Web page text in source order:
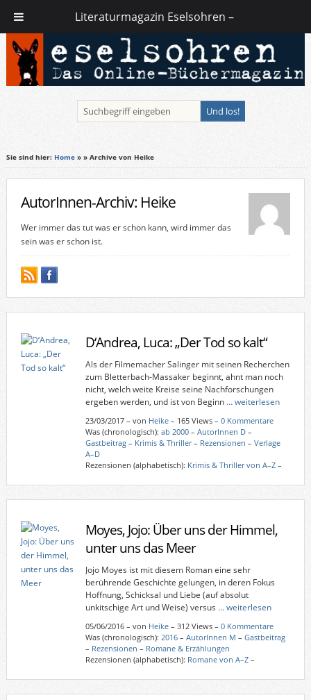
Sie sind hier: Home» » Archive von Heike
AutorInnen-Archiv: Heike
Wer immer das tut was er schon kann, wird immer das
sein was er schon ist.
D‘Andrea, Luca: „Der Tod so kalt“
Als der Filmemacher Salinger mit seinen Recherchen
zum Bletterbach-Massaker beginnt, ahnt man noch
nicht, welch weite Kreise seine Nachforschungen
ergeben werden, und ist von Beginn … weiterlesen
23/03/2017– von Heike– 165 Views – 0 Kommentare
Was (chronologisch): ab 2000– AutorInnen D–
Gastbeitrag– Krimis & Thriller– Rezensionen – Verlage
A–D
Rezensionen (alphabetisch): Krimis & Thriller von A–Z–
Moyes, Jojo: Über uns der Himmel,
unter uns das Meer
Jojo Moyes ist mit diesem Roman eine sehr
berührende Geschichte gelungen, in deren Fokus
Hoffnung, Schicksal und Liebe (auf absolut
unkitschige Art und Weise) versus … weiterlesen
05/06/2016– von Heike– 312 Views – 0 Kommentare
Was (chronologisch): 2016– AutorInnen M – Gastbeitrag
– Rezensionen – Romane & Erzählungen
Rezensionen (alphabetisch): Romane von A–Z–
Literaturmagazin Eselsohren –